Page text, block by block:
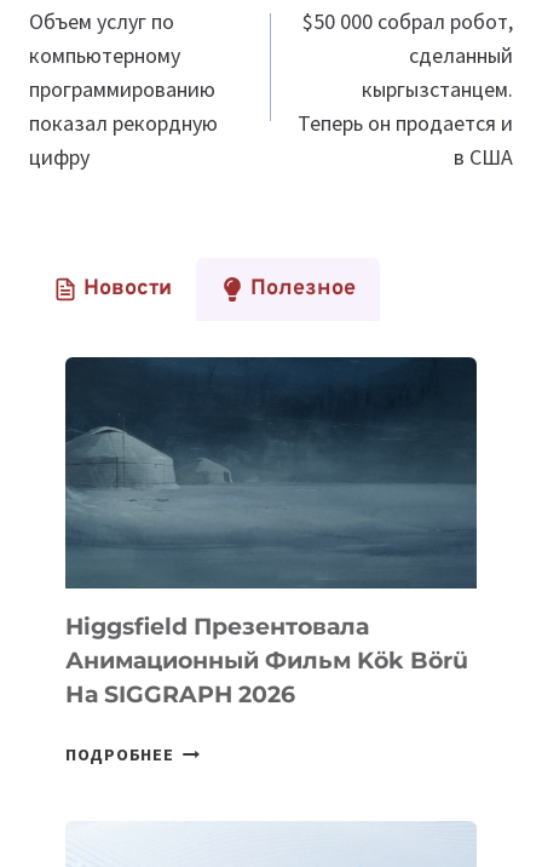
по
записям
Объем услуг по
компьютерному
программированию
показал рекордную
цифру
$50 000 собрал робот,
сделанный
кыргызстанцем.
Теперь он продается и
в США
Новости Полезное
Higgsfield Презентовала
Анимационный Фильм Kök Börü
На SIGGRAPH 2026
ПОДРОБНЕЕ HIGGSFIELD